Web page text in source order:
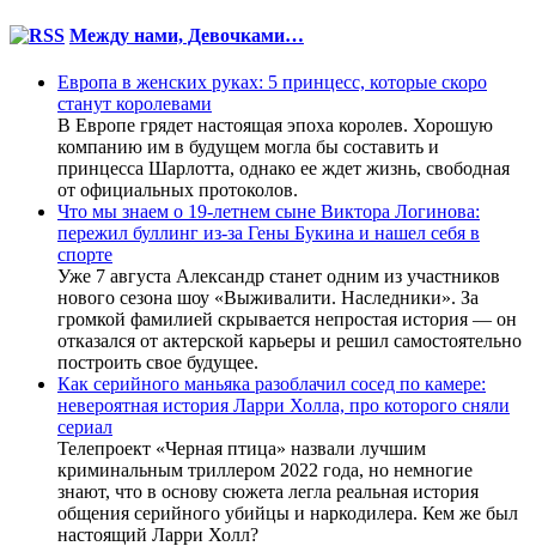
Между нами, Девочками…
Европа в женских руках: 5 принцесс, которые скоро
станут королевами
В Европе грядет настоящая эпоха королев. Хорошую
компанию им в будущем могла бы составить и
принцесса Шарлотта, однако ее ждет жизнь, свободная
от официальных протоколов.
Что мы знаем о 19-летнем сыне Виктора Логинова:
пережил буллинг из-за Гены Букина и нашел себя в
спорте
Уже 7 августа Александр станет одним из участников
нового сезона шоу «Выживалити. Наследники». За
громкой фамилией скрывается непростая история — он
отказался от актерской карьеры и решил самостоятельно
построить свое будущее.
Как серийного маньяка разоблачил сосед по камере:
невероятная история Ларри Холла, про которого сняли
сериал
Телепроект «Черная птица» назвали лучшим
криминальным триллером 2022 года, но немногие
знают, что в основу сюжета легла реальная история
общения серийного убийцы и наркодилера. Кем же был
настоящий Ларри Холл?